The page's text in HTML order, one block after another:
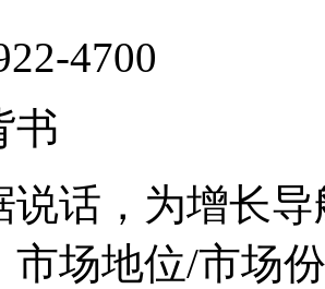
4700
书
说话，为增长导
市场地位/市场